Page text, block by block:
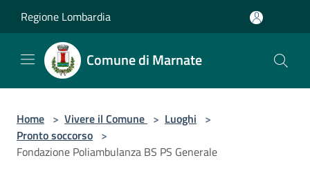
Regione Lombardia
Comune di Marnate
Home > Vivere il Comune > Luoghi >
Pronto soccorso >
Fondazione Poliambulanza BS PS Generale